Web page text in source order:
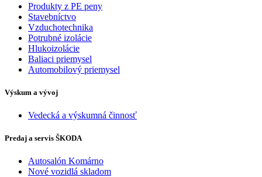
Produkty z PE peny
Stavebníctvo
Vzduchotechnika
Potrubné izolácie
Hlukoizolácie
Baliaci priemysel
Automobilový priemysel
Výskum a vývoj
Vedecká a výskumná činnosť
Predaj a servis ŠKODA
Autosalón Komárno
Nové vozidlá skladom